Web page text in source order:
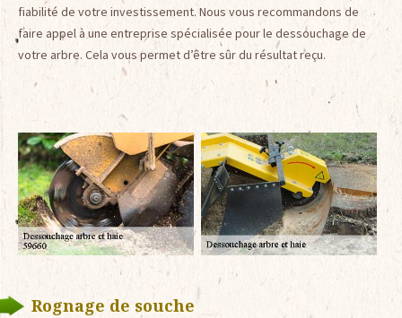
fiabilité de votre investissement. Nous vous recommandons de
faire appel à une entreprise spécialisée pour le dessouchage de
votre arbre. Cela vous permet d’être sûr du résultat reçu.
Rognage de souche